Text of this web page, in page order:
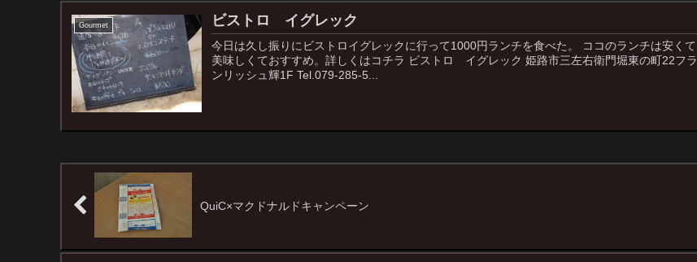
Gourmet ビストロ イグレック
今日は久し振りにビストロイグレックに行って1000円ランチを食べた。 ココのランチは安くて
美味しくておすすめ。詳しくはコチラ ビストロ イグレック 姫路市三左右衛門堀東の町22フラ
ンリッシュ輝1F Tel.079-285-5...
QuiC×マクドナルドキャンペーン